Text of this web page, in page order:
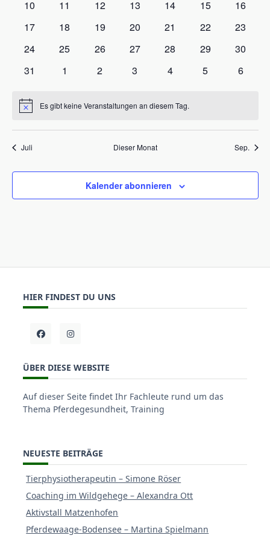
0
10
0
11
0
12
0
13
0
14
0
15
0
16
0
17
0
18
0
19
0
20
0
21
0
22
0
23
0
24
0
25
0
26
0
27
0
28
0
29
0
30
0
31
0
1
0
2
0
3
0
4
0
5
0
6
HinweisEs gibt keine Veranstaltungen an diesem Tag.
Juli Dieser Monat Sep.
Kalender abonnieren
HIER FINDEST DU UNS
ÜBER DIESE WEBSITE
Auf dieser Seite findet Ihr Fachleute rund um das
Thema Pferdegesundheit, Training
NEUESTE BEITRÄGE
Tierphysiotherapeutin – Simone Röser
Coaching im Wildgehege – Alexandra Ott
Aktivstall Matzenhofen
Pferdewaage-Bodensee – Martina Spielmann